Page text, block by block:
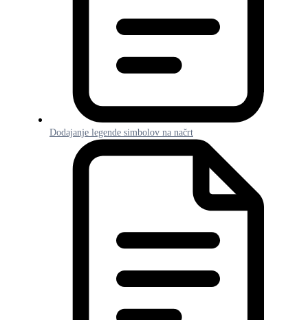
Dodajanje legende simbolov na načrt